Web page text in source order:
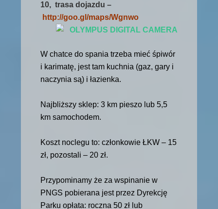
10, trasa dojazdu –
http://goo.gl/maps/Wgnwo
W chatce do spania trzeba mieć śpiwór
i karimatę, jest tam kuchnia (gaz, gary i
naczynia są) i łazienka.
Najbliższy sklep: 3 km pieszo lub 5,5
km samochodem.
Koszt noclegu to: członkowie ŁKW – 15
zł, pozostali – 20 zł.
Przypominamy że za wspinanie w
PNGS pobierana jest przez Dyrekcję
Parku opłata: roczna 50 zł lub